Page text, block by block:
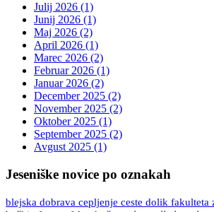
Julij 2026 (1)
Junij 2026 (1)
Maj 2026 (2)
April 2026 (1)
Marec 2026 (2)
Februar 2026 (1)
Januar 2026 (2)
December 2025 (2)
November 2025 (2)
Oktober 2025 (1)
September 2025 (2)
Avgust 2025 (1)
Jeseniške novice po oznakah
blejska dobrava cepljenje ceste dolik fakulteta